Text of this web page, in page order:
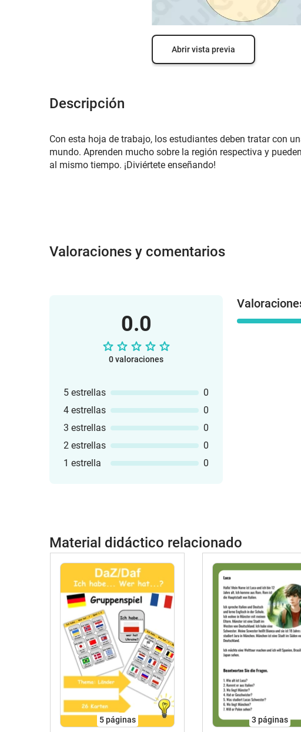
Abrir vista previa
Descripción
Con esta hoja de trabajo, los estudiantes deben tratar con
mundo. Aprenden mucho sobre la región respectiva y
al mismo tiempo. ¡Diviértete enseñando!
Valoraciones y comentarios
0.0
0 valoraciones
5 estrellas
0
4 estrellas
0
3 estrellas
0
2 estrellas
0
1 estrella
0
Material didáctico relacionado
5páginas 3 páginas